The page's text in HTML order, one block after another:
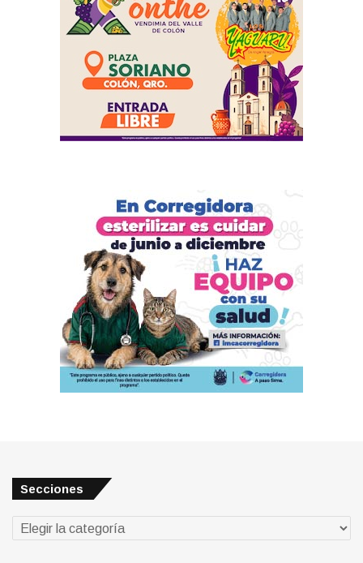
Secciones
Secciones